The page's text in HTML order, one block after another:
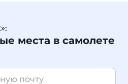
места в самолете